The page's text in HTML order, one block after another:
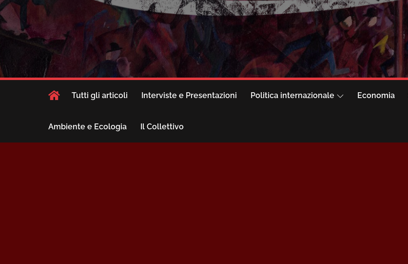
Tutti gli articoli Interviste e Presentazioni Politica internazionale Economia
Ambiente e Ecologia Il Collettivo